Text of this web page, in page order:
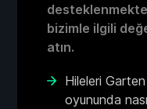
bizimle ilgili
atın.
Hileleri
oyununda